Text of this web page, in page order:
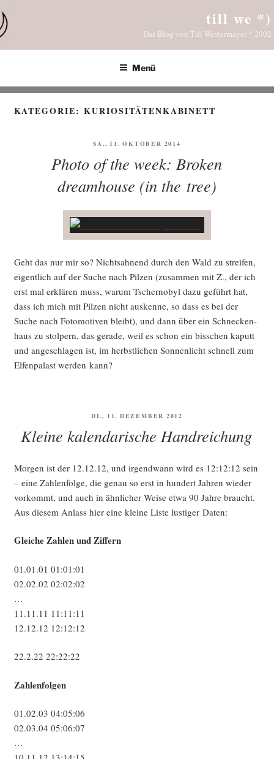
Inhalt
springen
till we *)
Das Blog von Till Westermayer * 2002
Menü
KATEGORIE:KURIOSITÄTENKABINETT
VERÖFFENTLICHT
SA., 11. OKTOBER 2014
Photo of the week: Broken
dreamhouse (in the tree)
Geht das nur mir so? Nichts­ah­nend durch den Wald zu strei­fen,
eigent­lich auf der Suche nach Pil­zen (zusam­men mit Z., der ich
erst mal erklä­ren muss, war­um Tscher­no­byl dazu geführt hat,
dass ich mich mit Pil­zen nicht aus­ken­ne, so dass es bei der
Suche nach Foto­mo­ti­ven bleibt), und dann über ein Schne­cken­
haus zu stol­pern, das gera­de, weil es schon ein biss­chen kaputt
und ange­schla­gen ist, im herbst­li­chen Son­nen­licht schnell zum
Elfen­pa­last wer­den kann?
VERÖFFENTLICHT
DI., 11. DEZEMBER 2012
Kleine kalendarische Handreichung
Mor­gen ist der 12.12.12, und irgend­wann wird es 12:12:12 sein
– eine Zah­len­fol­ge, die genau so erst in hun­dert Jah­ren wie­der
vor­kommt, und auch in ähn­li­cher Wei­se etwa 90 Jah­re braucht.
Aus die­sem Anlass hier eine klei­ne Lis­te lus­ti­ger Daten:
Glei­che Zah­len und Ziffern
01.01.01 01:01:01
02.02.02 02:02:02
…
11.11.11 11:11:11
12.12.12 12:12:12
22.2.22 22:22:22
Zah­len­fol­gen
01.02.03 04:05:06
02.03.04 05:06:07
…